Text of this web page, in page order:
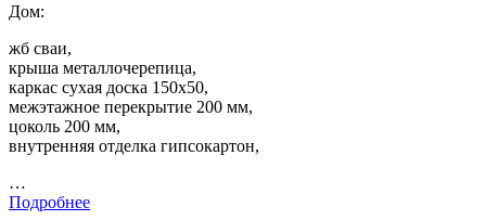
Дом:
жб сваи,
крыша металлочерепица,
каркас сухая доска 150х50,
межэтажное перекрытие 200 мм,
цоколь 200 мм,
внутренняя отделка гипсокартон,
…
Подробнее